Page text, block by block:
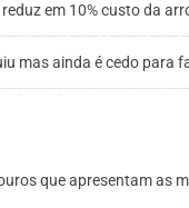
em 10% custo da
mas ainda é cedo para
que apresentam as